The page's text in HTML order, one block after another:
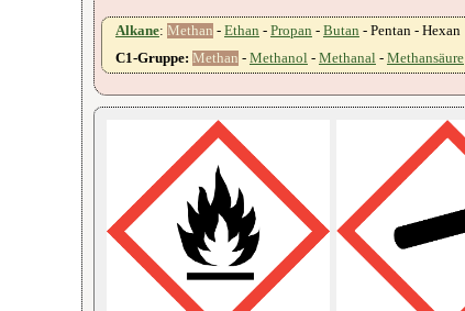
Alkane: Methan - Ethan - Propan - Butan - Pentan - Hexan
C1-Gruppe: Methan - Methanol- Methanal- Methansäure